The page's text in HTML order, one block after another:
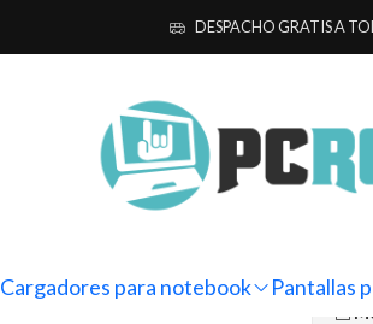
Cargadores para notebook Pantallas
DESPACHO GRATIS A
Asus Cargador